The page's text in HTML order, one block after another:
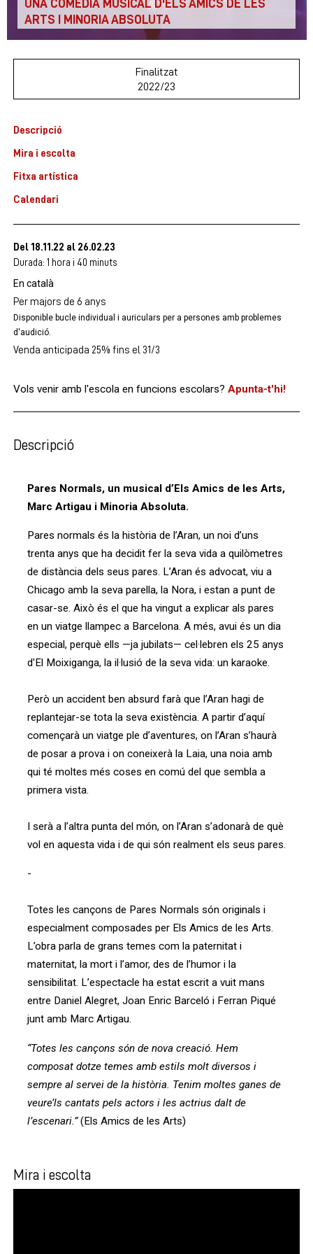
UNA COMÈDIA MUSICAL D'ELS AMICS DE LES
ARTS I MINORIA ABSOLUTA
Finalitzat
2022/23
Descripció
Mira i escolta
Fitxa artística
Calendari
Del 18.11.22 al 26.02.23
Durada: 1 hora i 40 minuts
En català
Per majors de 6 anys
Disponible bucle individual i auriculars per a persones amb problemes
d'audició.
Venda anticipada 25% fins el 31/3
Vols venir amb l'escola en funcions escolars? Apunta-t'hi!
Descripció
Pares Normals, un musical d’Els Amics de les Arts,
Marc Artigau i Minoria Absoluta.
Pares normals és la història de l’Aran, un noi d’uns
trenta anys que ha decidit fer la seva vida a quilòmetres
de distància dels seus pares. L’Aran és advocat, viu a
Chicago amb la seva parella, la Nora, i estan a punt de
casar-se. Això és el que ha vingut a explicar als pares
en un viatge llampec a Barcelona. A més, avui és un dia
especial, perquè ells —ja jubilats— cel·lebren els 25 anys
d'El Moixiganga, la il·lusió de la seva vida: un karaoke.
Però un accident ben absurd farà que l’Aran hagi de
replantejar-se tota la seva existència. A partir d’aquí
començarà un viatge ple d’aventures, on l’Aran s’haurà
de posar a prova i on coneixerà la Laia, una noia amb
qui té moltes més coses en comú del que sembla a
primera vista.
I serà a l’altra punta del món, on l’Aran s’adonarà de què
vol en aquesta vida i de qui són realment els seus pares.
-
Totes les cançons de Pares Normals són originals i
especialment composades per Els Amics de les Arts.
L’obra parla de grans temes com la paternitat i
maternitat, la mort i l’amor, des de l’humor i la
sensibilitat. L’espectacle ha estat escrit a vuit mans
entre Daniel Alegret, Joan Enric Barceló i Ferran Piqué
junt amb Marc Artigau.
“Totes les cançons són de nova creació. Hem
composat dotze temes amb estils molt diversos i
sempre al servei de la història. Tenim moltes ganes de
veure’ls cantats pels actors i les actrius dalt de
l’escenari.”(Els Amics de les Arts)
Mira i escolta